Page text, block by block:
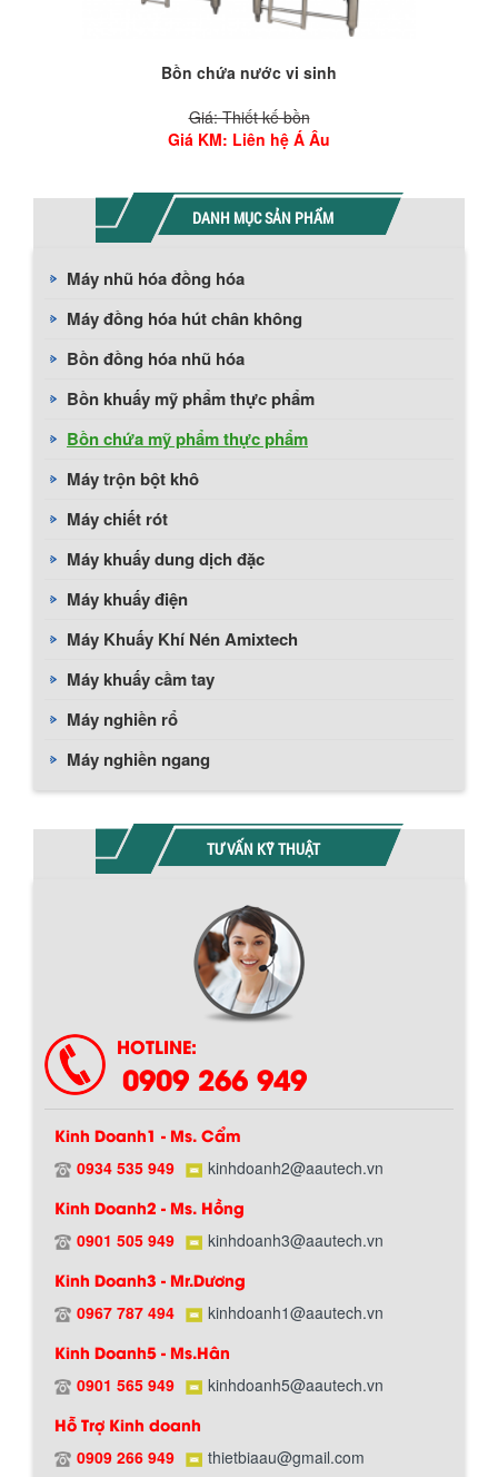
Bồn chứa nước vi sinh
Giá: Thiết kế bồn
Giá KM: Liên hệ Á Âu
DANH MỤC SẢN PHẨM
Máy nhũ hóa đồng hóa
Máy đồng hóa hút chân không
Bồn đồng hóa nhũ hóa
Bồn khuấy mỹ phẩm thực phẩm
Bồn chứa mỹ phẩm thực phẩm
Máy trộn bột khô
Máy chiết rót
Máy khuấy dung dịch đặc
Máy khuấy điện
Máy Khuấy Khí Nén Amixtech
Máy khuấy cầm tay
Máy nghiền rổ
Máy nghiền ngang
TƯ VẤN KỸ THUẬT
HOTLINE:
0909 266 949
Kinh Doanh1 - Ms. Cẩm
0934 535 949 kinhdoanh2@aautech.vn
Kinh Doanh2 - Ms. Hồng
0901 505 949 kinhdoanh3@aautech.vn
Kinh Doanh3 - Mr.Dương
0967 787 494 kinhdoanh1@aautech.vn
Kinh Doanh5 - Ms.Hân
0901 565 949 kinhdoanh5@aautech.vn
Hỗ Trợ Kinh doanh
0909 266 949 thietbiaau@gmail.com